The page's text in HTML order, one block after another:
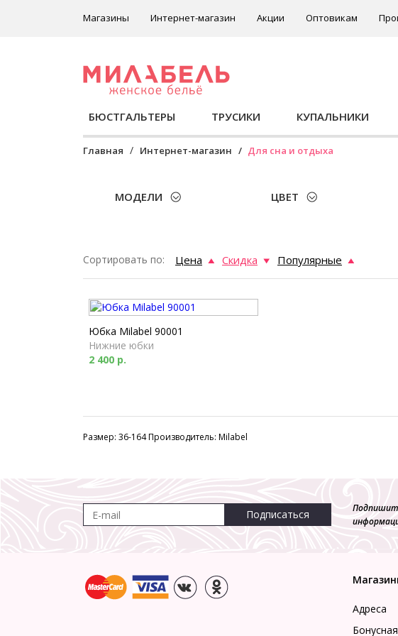
Магазины Интернет-магазин Акции Оптовикам
БЮСТГАЛЬТЕРЫ ТРУСИКИ КУПАЛЬНИКИ
Главная Интернет-магазин Для сна и отдыха
МОДЕЛИ ЦВЕТ
Сортировать по: Цена Скидка Популярные
Юбка Milabel 90001
Нижние юбки
2 400 р.
Размер: 36-164 Производитель: Milabel
Подписаться
Адреса